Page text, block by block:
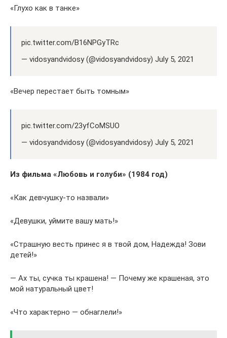
«Глухо как в танке»
pic.twitter.com/B16NPGyTRc
— vidosyandvidosy (@vidosyandvidosy) July 5, 2021
«Вечер перестает быть томным»
pic.twitter.com/23yfCoMSUO
— vidosyandvidosy (@vidosyandvidosy) July 5, 2021
Из фильма «Любовь и голуби» (1984 год)
«Как девчушку-то назвали»
«Девушки, уймите вашу мать!»
«Страшную весть принес я в твой дом, Надежда! Зови
детей!»
— Ах ты, сучка ты крашена! — Почему же крашеная, это
мой натуральный цвет!
«Что характерно — обнаглели!»